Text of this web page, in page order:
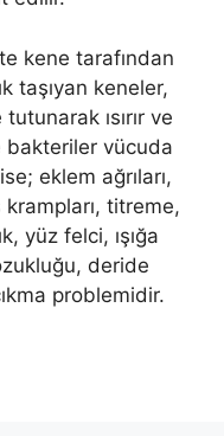
kene tarafından
taşıyan keneler,
ısırır ve
bakteriler vücuda
eklem ağrıları,
titreme,
yüz felci, ışığa
deride
problemidir.